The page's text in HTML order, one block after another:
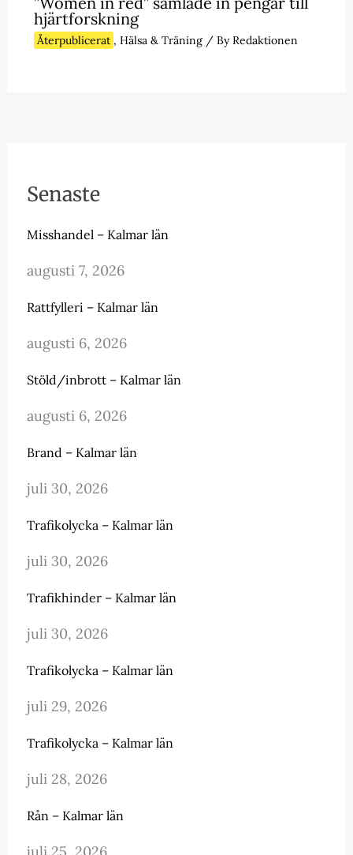
hjärtforskning
Återpublicerat , Hälsa & Träning/ ByRedaktionen
Senaste
Misshandel – Kalmar län
augusti 7, 2026
Rattfylleri – Kalmar län
augusti 6, 2026
Stöld/inbrott – Kalmar län
augusti 6, 2026
Brand – Kalmar län
juli 30, 2026
Trafikolycka – Kalmar län
juli 30, 2026
Trafikhinder – Kalmar län
juli 30, 2026
Trafikolycka – Kalmar län
juli 29, 2026
Trafikolycka – Kalmar län
juli 28, 2026
Rån – Kalmar län
juli 25, 2026